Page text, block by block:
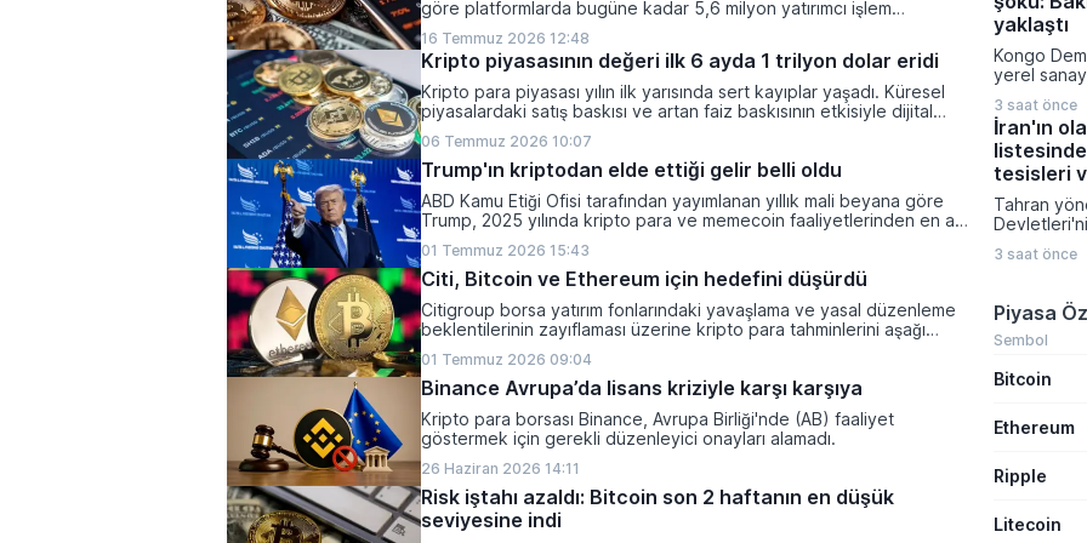
göre platformlarda bugüne kadar 5,6 milyon yatırımcı işlem
olarak belirlendi.
16 Temmuz 2026 12:48
Kripto piyasasının değeri ilk 6 ayda 1 trilyon dolar eridi
Kripto para piyasası yılın ilk yarısında sert kayıplar yaşadı. Küresel
piyasalardaki satış baskısı ve artan faiz baskısının etkisiyle dijital
kaydetti.
06 Temmuz 2026 10:07
Trump'ın kriptodan elde ettiği gelir belli oldu
ABD Kamu Etiği Ofisi tarafından yayımlanan yıllık mali beyana göre
Trump, 2025 yılında kripto para ve memecoin faaliyetlerinden en az
01 Temmuz 2026 15:43
Citi, Bitcoin ve Ethereum için hedefini düşürdü
Citigroup borsa yatırım fonlarındaki yavaşlama ve yasal düzenleme
beklentilerinin zayıflaması üzerine kripto para tahminlerini aşağı
01 Temmuz 2026 09:04
Binance Avrupa’da lisans kriziyle karşı karşıya
Kripto para borsası Binance, Avrupa Birliği'nde (AB) faaliyet
göstermek için gerekli düzenleyici onayları alamadı.
26 Haziran 2026 14:11
Risk iştahı azaldı: Bitcoin son 2 haftanın en düşük
seviyesine indi
konuşan
taleplerini
rakamları
yaklaştı
Kongo
yerel
kısıtlama
konsantresi
yeni
durumlarda
veriyor.
3 saat önce
İran'ın
tesisleri
Tahran
dair ciddi bir
Bölge
İran, ABD
etti.
3 saat önce
Piyasa
Sembol
Bitcoin
Ethereum
Ripple
Litecoin